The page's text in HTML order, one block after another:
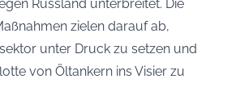
Russland unterbreitet. Die
zielen darauf ab,
unter Druck zu setzen und
von Öltankern ins Visier zu